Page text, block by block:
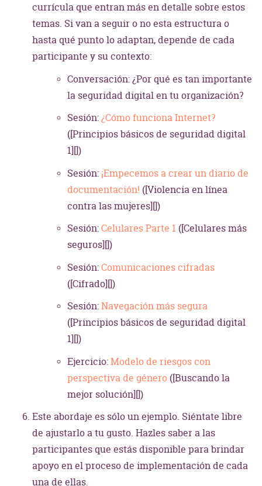
currícula que entran más en detalle sobre estos
temas. Si van a seguir o no esta estructura o
hasta qué punto lo adaptan, depende de cada
participante y su contexto:
Conversación: ¿Por qué es tan importante
la seguridad digital en tu organización?
Sesión: ¿Cómo funciona Internet?
([Principios básicos de seguridad digital
1][])
Sesión: ¡Empecemos a crear un diario de
documentación! ([Violencia en línea
contra las mujeres][])
Sesión: Celulares Parte 1 ([Celulares más
seguros][])
Sesión: Comunicaciones cifradas
([Cifrado][])
Sesión: Navegación más segura
([Principios básicos de seguridad digital
1][])
Ejercicio: Modelo de riesgos con
perspectiva de género ([Buscando la
mejor solución][])
Este abordaje es sólo un ejemplo. Siéntate libre
de ajustarlo a tu gusto. Hazles saber a las
participantes que estás disponible para brindar
apoyo en el proceso de implementación de cada
una de ellas.